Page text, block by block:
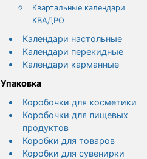
Квартальные календари
КВАДРО
Календари настольные
Календари перекидные
Календари карманные
Упаковка
Коробочки для косметики
Коробочки для пищевых
продуктов
Коробки для товаров
Коробки для сувенирки